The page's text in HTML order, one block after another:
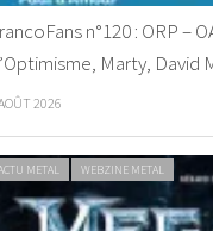
n°120 : ORP –
Marty,
2026
METAL WEBZINE METAL